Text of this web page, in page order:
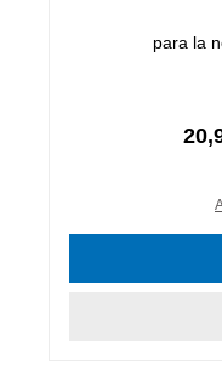
para la